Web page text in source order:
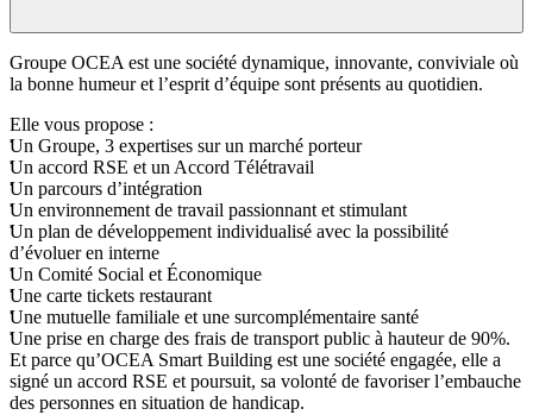
Groupe OCEA est une société dynamique, innovante, conviviale où
la bonne humeur et l’esprit d’équipe sont présents au quotidien.
Elle vous propose :
Un Groupe, 3 expertises sur un marché porteur
Un accord RSE et un Accord Télétravail
Un parcours d’intégration
Un environnement de travail passionnant et stimulant
Un plan de développement individualisé avec la possibilité
d’évoluer en interne
Un Comité Social et Économique
Une carte tickets restaurant
Une mutuelle familiale et une surcomplémentaire santé
Une prise en charge des frais de transport public à hauteur de 90%.
Et parce qu’OCEA Smart Building est une société engagée, elle a
signé un accord RSE et poursuit, sa volonté de favoriser l’embauche
des personnes en situation de handicap.